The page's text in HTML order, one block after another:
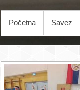
Početna Savez